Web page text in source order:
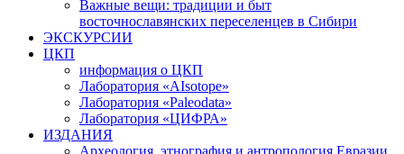
Важные вещи: традиции и быт
восточнославянских переселенцев в Сибири
ЭКСКУРСИИ
ЦКП
информация о ЦКП
Лаборатория «AIsotope»
Лаборатория «Paleodata»
Лаборатория «ЦИФРА»
ИЗДАНИЯ
Археология, этнография и антропология Евразии